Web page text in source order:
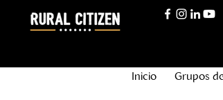
Inicio Grupos